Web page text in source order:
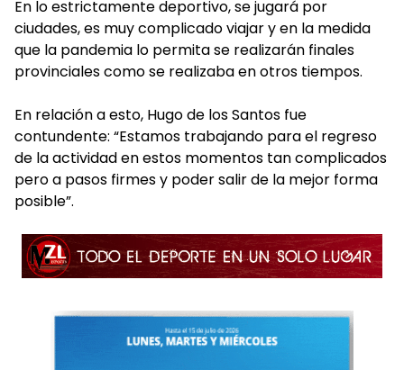
En lo estrictamente deportivo, se jugará por
ciudades, es muy complicado viajar y en la medida
que la pandemia lo permita se realizarán finales
provinciales como se realizaba en otros tiempos.
En relación a esto, Hugo de los Santos fue
contundente: “Estamos trabajando para el regreso
de la actividad en estos momentos tan complicados
pero a pasos firmes y poder salir de la mejor forma
posible”.